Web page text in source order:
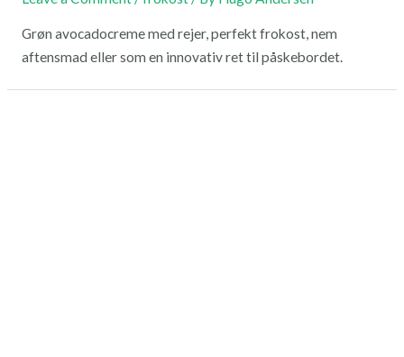
Grøn avocadocreme med rejer, perfekt frokost, nem
aftensmad eller som en innovativ ret til påskebordet.